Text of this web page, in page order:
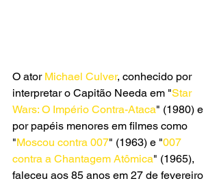
O ator Michael Culver, conhecido por
interpretar o Capitão Needa em "Star
Wars: O Império Contra-Ataca" (1980) e
por papéis menores em filmes como
"Moscou contra 007" (1963) e "007
contra a Chantagem Atômica" (1965),
faleceu aos 85 anos em 27 de fevereiro